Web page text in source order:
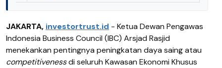
JAKARTA, investortrust.id - Ketua Dewan Pengawas
Indonesia Business Council (IBC) Arsjad Rasjid
menekankan pentingnya peningkatan daya saing atau
competitivenessdi seluruh Kawasan Ekonomi Khusus